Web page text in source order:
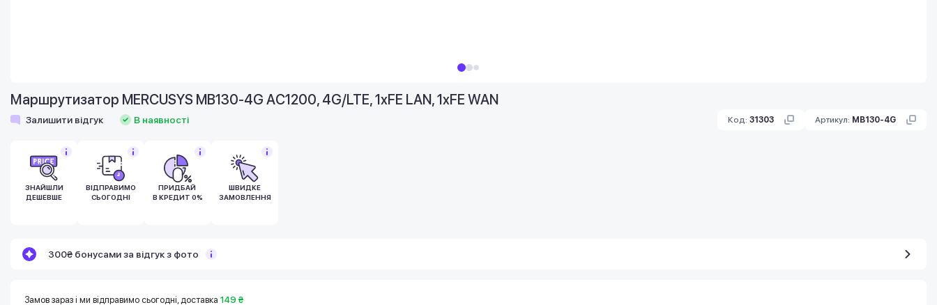
Маршрутизатор MERCUSYS MB130-4G AC1200, 4G/LTE, 1xFE LAN, 1xFE WAN
Залишити відгук В наявності Код: 31303 Артикул: MB130-4G
ЗНАЙШЛИ
ДЕШЕВШЕ
ВІДПРАВИМО
СЬОГОДНІ
ПРИДБАЙ
В КРЕДИТ 0%
ШВИДКЕ
ЗАМОВЛЕННЯ
300₴ бонусами за відгук з фото
Замов зараз і ми відправимо сьогодні, доставка 149 ₴
після покупки.
Накопиченими бонусами можна сплатити